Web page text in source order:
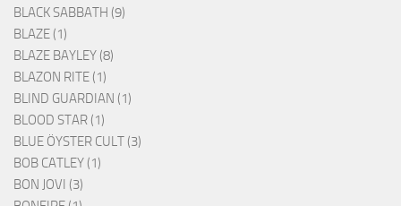
BLACK SABBATH (9)
BLAZE (1)
BLAZE BAYLEY (8)
BLAZON RITE (1)
BLIND GUARDIAN (1)
BLOOD STAR (1)
BLUE ÖYSTER CULT (3)
BOB CATLEY (1)
BON JOVI (3)